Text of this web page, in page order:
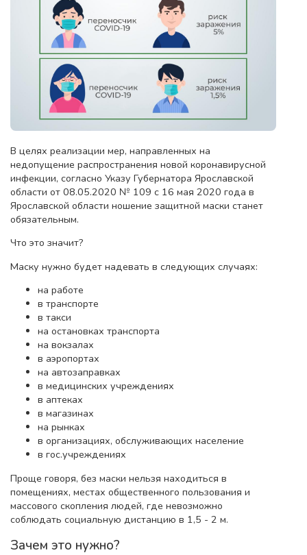
В целях реализации мер, направленных на
недопущение распространения новой коронавирусной
инфекции, согласно Указу Губернатора Ярославской
области от 08.05.2020 № 109 с 16 мая 2020 года в
Ярославской области ношение защитной маски станет
обязательным.
Что это значит?
Маску нужно будет надевать в следующих случаях:
на работе
в транспорте
в такси
на остановках транспорта
на вокзалах
в аэропортах
на автозаправках
в медицинских учреждениях
в аптеках
в магазинах
на рынках
в организациях, обслуживающих население
в гос.учреждениях
Проще говоря, без маски нельзя находиться в
помещениях, местах общественного пользования и
массового скопления людей, где невозможно
соблюдать социальную дистанцию в 1,5 - 2 м.
Зачем это нужно?